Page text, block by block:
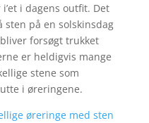
i dagens outfit. Det
på en solskinsdag
forsøgt trukket
er heldigvis mange
stene som
i øreringene.
øreringe med sten